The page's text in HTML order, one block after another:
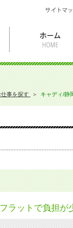
仕事を探す＞キャディ/静
ラットで負担が